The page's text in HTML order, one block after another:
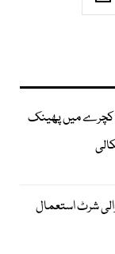
کچرے میں پھینک
شرٹ استعمال